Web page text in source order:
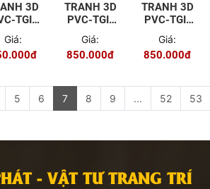
3D
TGI-
P012
Giá:
TRANH 3D
PVC-TGI-
ZS-P014
Giá:
850.000đ
TRANH 3D
PVC-TGI-
FJ-P015
Giá:
850.000đ
5 6 7 8 9 ... 52 53
- VẬT TƯ TRANG TRÍ